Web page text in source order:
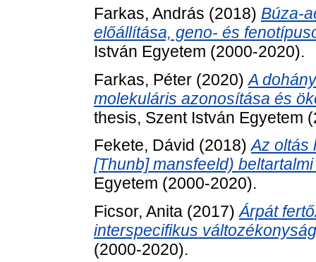
Farkas, András (2018) Búza-
előállítása, geno- és
István Egyetem (2000-2020).
Farkas, Péter (2020)A
molekuláris azonosítása és
thesis, Szent István Egyetem
Fekete, Dávid (2018)Az oltás
[Thunb] mansfeeld)
Egyetem (2000-2020).
Ficsor, Anita (2017)Árpát
interspecifikus
(2000-2020).